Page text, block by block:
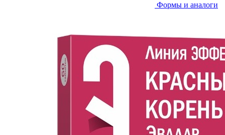
Формы и аналоги